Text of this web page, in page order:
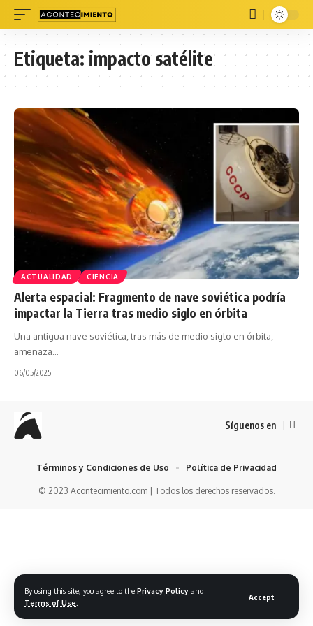
By using this site, you agree to the Privacy Policy and
Terms of Use
Accept
Etiqueta:impacto satélite
ACTUALIDAD CIENCIA
Alerta espacial: Fragmento de nave soviética podría
impactar la Tierra tras medio siglo en órbita
Una antigua nave soviética, tras más de medio siglo en órbita,
amenaza…
06/05/2025
Síguenos en
© 2023 Acontecimiento.com | Todos los derechos reservados.
Términos y Condiciones de Uso Política de Privacidad